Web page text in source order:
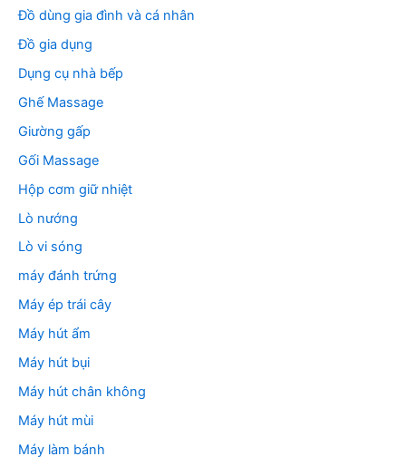
Đồ dùng gia đình và cá nhân
Đồ gia dụng
Dụng cụ nhà bếp
Ghế Massage
Giường gấp
Gối Massage
Hộp cơm giữ nhiệt
Lò nướng
Lò vi sóng
máy đánh trứng
Máy ép trái cây
Máy hút ẩm
Máy hút bụi
Máy hút chân không
Máy hút mùi
Máy làm bánh